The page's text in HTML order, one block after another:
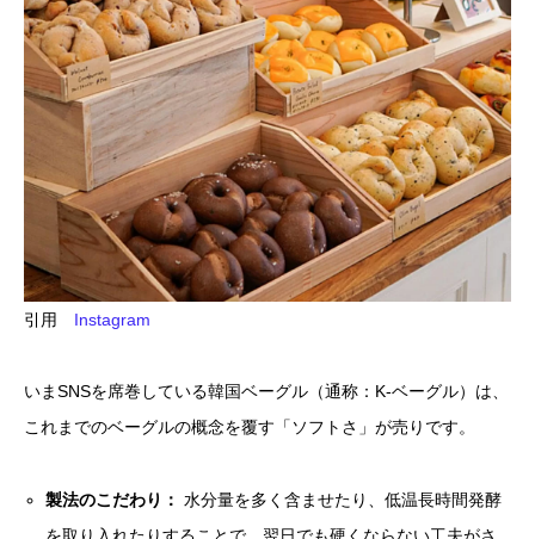
引用 Instagram
いまSNSを席巻している韓国ベーグル（通称：K-ベーグル）は、
これまでのベーグルの概念を覆す「ソフトさ」が売りです。
製法のこだわり： 水分量を多く含ませたり、低温長時間発酵